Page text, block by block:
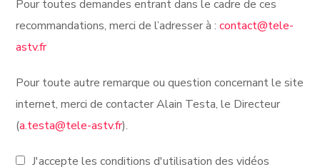
Pour toutes demandes entrant dans le cadre de ces
recommandations, merci de l’adresser à :contact@tele-
astv.fr
Pour toute autre remarque ou question concernant le site
internet, merci de contacter Alain Testa, le Directeur
(a.testa@tele-astv.fr).
J'accepte les conditions d'utilisation des vidéos